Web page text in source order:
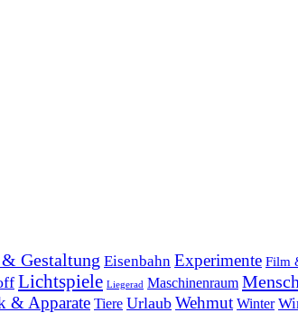
Gestaltung Eisenbahn Experimente Film
Lichtspiele Liegerad Maschinenraum
& Apparate Tiere Urlaub Wehmut Winter